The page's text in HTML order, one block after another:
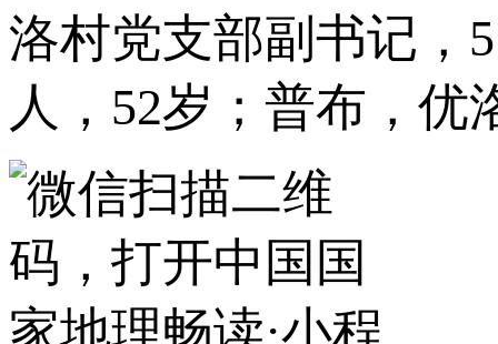
洛村党支部副书记，
人，52岁；普布，优